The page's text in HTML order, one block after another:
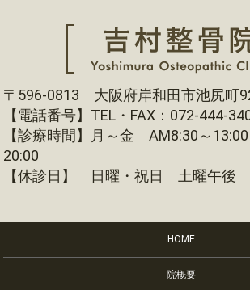
〒596-0813 大阪府岸和田市池尻町
【電話番号】TEL・FAX：072-444-
【診療時間】月～金 AM8:30～
20:00
【休診日】 日曜・祝日 土曜午後
HOME
院概要